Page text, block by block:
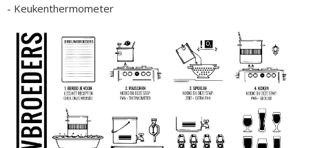
- Keukenthermometer